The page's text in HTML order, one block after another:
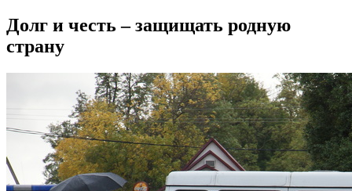
Долг и честь – защищать родную
страну